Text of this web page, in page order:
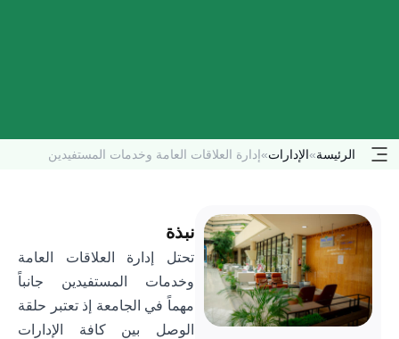
الرئيسة»الإدارات» إدارة العلاقات العامة وخدمات المستفيدين
نبذة
تحتل إدارة العلاقات العامة
وخدمات المستفيدين جانباً
مهماً في الجامعة إذ تعتبر حلقة
الوصل بين كافة الإدارات